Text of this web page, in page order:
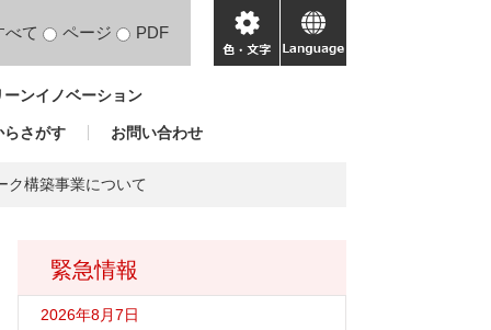
べて ページ PDF
色・
文
language
ンイノベーション
らさがす お問い合わせ
ク構築事業について
緊急情報
2026年8月7日